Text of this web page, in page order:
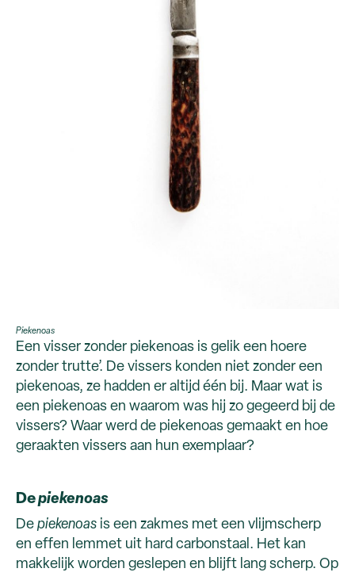
Piekenoas
Een visser zonder piekenoas is gelik een hoere
zonder trutte’. De vissers konden niet zonder een
piekenoas, ze hadden er altijd één bij. Maar wat is
een piekenoas en waarom was hij zo gegeerd bij de
vissers? Waar werd de piekenoas gemaakt en hoe
geraakten vissers aan hun exemplaar?
Depiekenoas
De piekenoas is een zakmes met een vlijmscherp
en effen lemmet uit hard carbonstaal. Het kan
makkelijk worden geslepen en blijft lang scherp. Op